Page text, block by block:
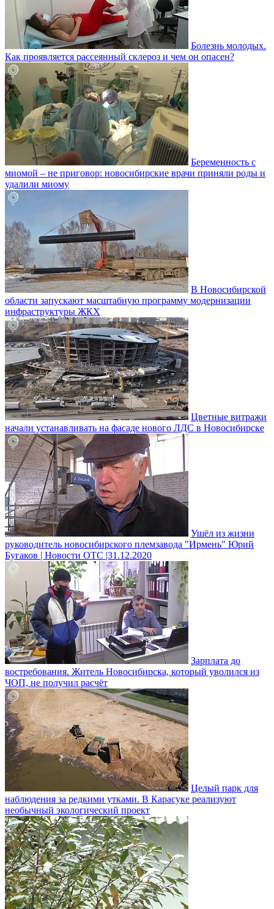
Болезнь молодых.
Как проявляется рассеянный склероз и чем он опасен?
Беременность с
миомой – не приговор: новосибирские врачи приняли роды и
удалили миому
В Новосибирской
области запускают масштабную программу модернизации
инфраструктуры ЖКХ
Цветные витражи
начали устанавливать на фасаде нового ЛДС в Новосибирске
Ушёл из жизни
руководитель новосибирского племзавода "Ирмень" Юрий
Бугаков | Новости ОТС |31.12.2020
Зарплата до
востребования. Житель Новосибирска, который уволился из
ЧОП, не получил расчёт
Целый парк для
наблюдения за редкими утками. В Карасуке реализуют
необычный экологический проект